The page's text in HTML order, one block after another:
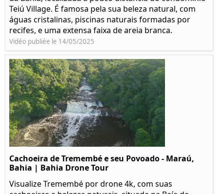
Teiú Village. É famosa pela sua beleza natural, com
águas cristalinas, piscinas naturais formadas por
recifes, e uma extensa faixa de areia branca.
Vidéo publiée le 14/05/2025
Cachoeira de Tremembé e seu Povoado - Maraú,
Bahia | Bahia Drone Tour
Visualize Tremembé por drone 4k, com suas